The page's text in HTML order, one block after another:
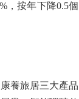
，按年下降0.5個
養旅居三大產品